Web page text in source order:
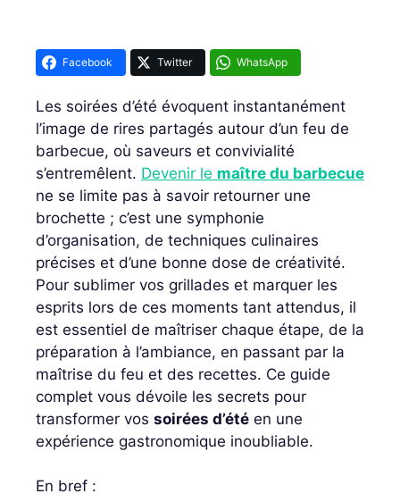
Facebook Twitter WhatsApp
Les soirées d’été évoquent instantanément
l’image de rires partagés autour d’un feu de
barbecue, où saveurs et convivialité
s’entremêlent. Devenir le maître du barbecue
ne se limite pas à savoir retourner une
brochette ; c’est une symphonie
d’organisation, de techniques culinaires
précises et d’une bonne dose de créativité.
Pour sublimer vos grillades et marquer les
esprits lors de ces moments tant attendus, il
est essentiel de maîtriser chaque étape, de la
préparation à l’ambiance, en passant par la
maîtrise du feu et des recettes. Ce guide
complet vous dévoile les secrets pour
transformer vos soirées d’été en une
expérience gastronomique inoubliable.
En bref :